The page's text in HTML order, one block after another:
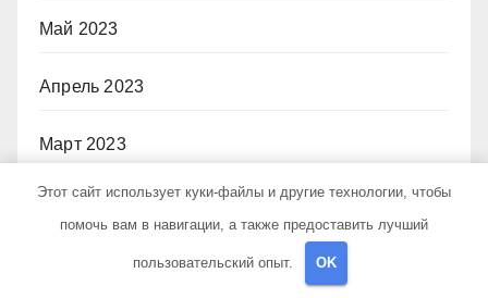
Май 2023
Апрель 2023
Март 2023
Февраль 2023
Этот сайт использует куки-файлы и другие технологии, чтобы
помочь вам в навигации, а также предоставить лучший
пользовательский опыт. OK